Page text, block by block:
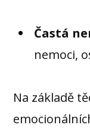
Častá
nemoci,
Na základě